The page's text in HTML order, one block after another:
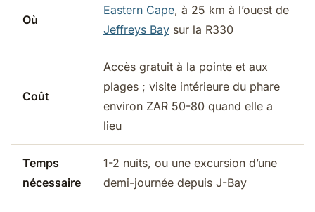
Où
Eastern Cape, à 25 km à l’ouest de
Jeffreys Bay sur la R330
Coût
Accès gratuit à la pointe et aux
plages ; visite intérieure du phare
environ ZAR 50-80 quand elle a
lieu
Temps
nécessaire
1-2 nuits, ou une excursion d’une
demi-journée depuis J-Bay